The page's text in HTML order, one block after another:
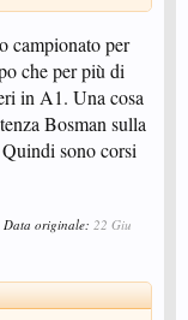
campionato per
che per più di
in A1. Una cosa
Bosman sulla
sono corsi
Data originale: 22 Giu